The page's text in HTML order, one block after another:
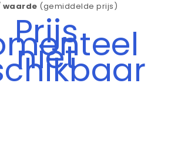
waarde (gemiddelde prijs)
Prijs
niet